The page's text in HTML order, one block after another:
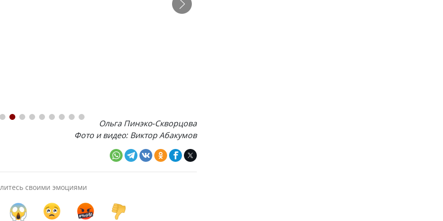
Ольга Пинэко-Скворцова
Фото и видео: Виктор Абакумов
своими эмоциями